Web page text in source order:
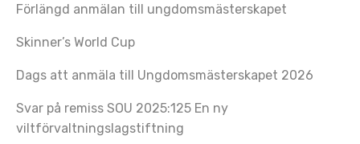
Förlängd anmälan till ungdomsmästerskapet
Skinner’s World Cup
Dags att anmäla till Ungdomsmästerskapet 2026
Svar på remiss SOU 2025:125 En ny
viltförvaltningslagstiftning